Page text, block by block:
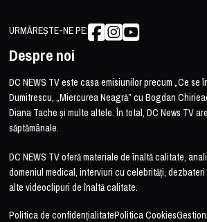
URMĂREȘTE-NE PE:
Despre noi
DC NEWS TV este casa emisiunilor precum „Ce se
Dumitrescu, „Miercurea Neagră” cu Bogdan
Diana Tache și multe altele. În total, DC News TV
săptămânale.
DC NEWS TV oferă materiale de înaltă calitate,
domeniul medical, interviuri cu celebrități, dezbateri
alte videoclipuri de înaltă calitate.
Politica de confidențialitatePolitica Cookies